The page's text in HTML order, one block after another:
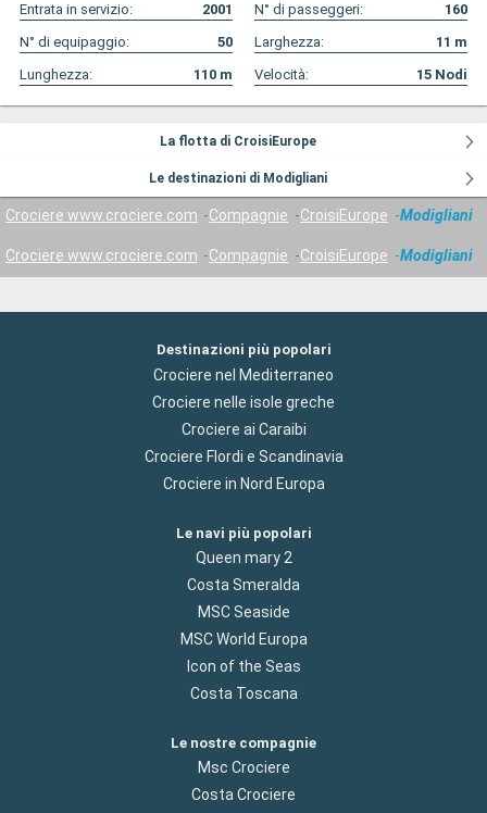
Entrata in servizio: 2001 N° di passeggeri:
160
N° di equipaggio:
50 Larghezza: 11 m
Lunghezza:
110 m Velocità: 15 Nodi
La flotta di CroisiEurope
Le destinazioni di Modigliani
Crociere www.crociere.com Compagnie CroisiEurope Modigliani
Crociere www.crociere.com Compagnie CroisiEurope Modigliani
Destinazioni più popolari
Crociere nel Mediterraneo
Crociere nelle isole greche
Crociere ai Caraibi
Crociere Flordi e Scandinavia
Crociere in Nord Europa
Le navi più popolari
Queen mary 2
Costa Smeralda
MSC Seaside
MSC World Europa
Icon of the Seas
Costa Toscana
Le nostre compagnie
Msc Crociere
Costa Crociere